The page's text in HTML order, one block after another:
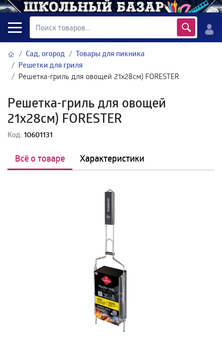
Сад, огород
Товары для пикника
Решетки для гриля
Решетка-гриль для овощей 21х28см) FORESTER
Решетка-гриль для овощей
21х28см) FORESTER
Код:10601131
Всё о товаре Характеристики